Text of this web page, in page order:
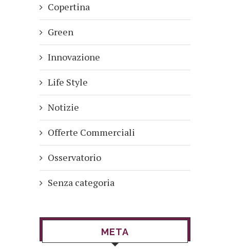
Copertina
Green
Innovazione
Life Style
Notizie
Offerte Commerciali
Osservatorio
Senza categoria
META